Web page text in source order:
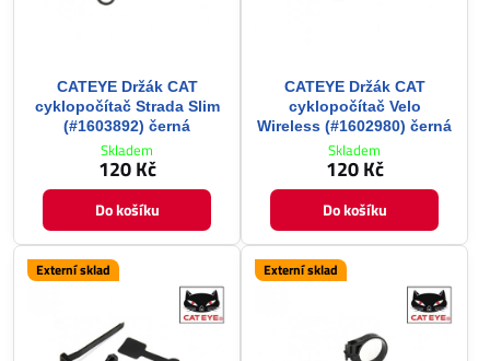
CATEYE Držák CAT
cyklopočítač Strada Slim
(#1603892) černá
Skladem
120 Kč
Do košíku
CATEYE Držák CAT
cyklopočítač Velo
Wireless (#1602980) černá
Skladem
120 Kč
Do košíku
Externí sklad Externí sklad